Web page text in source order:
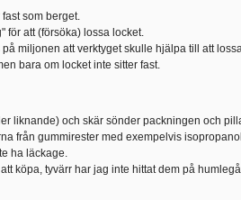
som berget.
för att (försöka) lossa locket.
miljonen att verktyget skulle hjälpa till att
bara om locket inte sitter fast.
liknande) och skär sönder packningen och
från gummirester med exempelvis
ha läckage.
köpa, tyvärr har jag inte hittat dem på